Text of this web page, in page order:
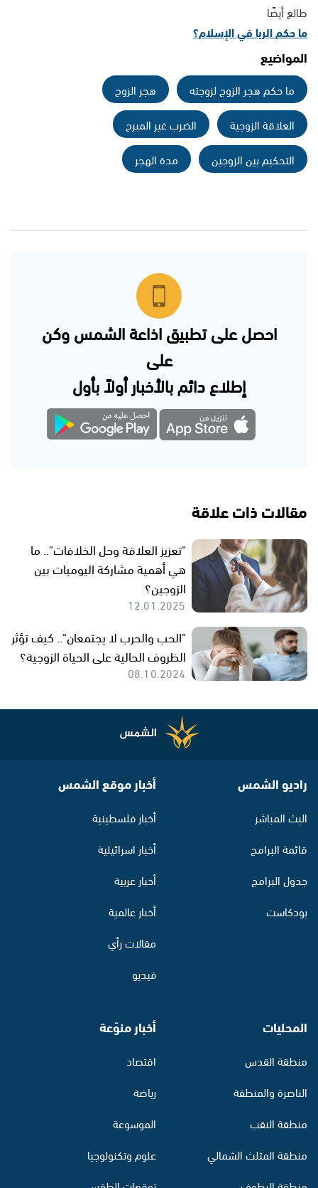
طالع أيضًا
ما حكم الربا في الإسلام؟
المواضيع
ما حكم هجر الزوج لزوجته
هجر الزوج
العلاقة الزوجية
الضرب غير المبرح
التحكيم بين الزوجين
مدة الهجر
احصل على تطبيق اذاعة الشمس وكن
على
إطلاع دائم بالأخبار أولاً بأول
مقالات ذات علاقة
"تعزيز العلاقة وحل الخلافات".. ما
هي أهمية مشاركة اليوميات بين
الزوجين؟
12.01.2025
"الحب والحرب لا يجتمعان".. كيف تؤثر
الظروف الحالية على الحياة الزوجية؟
08.10.2024
راديو الشمس
البث المباشر
قائمة البرامج
جدول البرامج
بودكاست
أخبار موقع الشمس
أخبار فلسطينية
أخبار اسرائيلية
أخبار عربية
أخبار عالمية
مقالات رأي
فيديو
المحليات
منطقة القدس
الناصرة والمنطقة
منطقة النقب
منطقة المثلث الشمالي
أخبار منوّعة
اقتصاد
رياضة
الموسوعة
علوم وتكنولوجيا